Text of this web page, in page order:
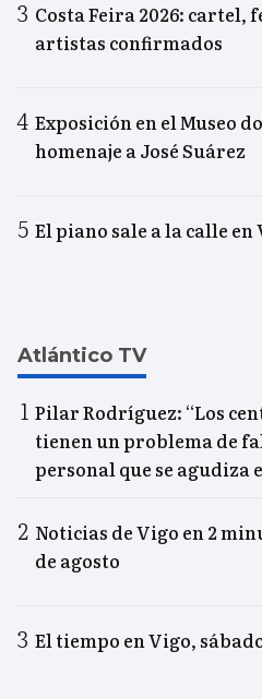
Costa Feira 2026: cartel,
artistas confirmados
Exposición en el Museo
homenaje a José Suárez
El piano sale a la calle en
Atlántico TV
Pilar Rodríguez: “Los
tienen un problema de
personal que se agudiza
Noticias de Vigo en 2
de agosto
El tiempo en Vigo,